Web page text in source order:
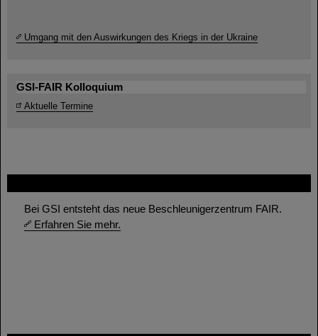
Bei GSI entsteht das neue Beschleunigerzentrum FAIR.
Erfahren Sie mehr.
Umgang mit den Auswirkungen des Kriegs in der Ukraine
GSI-FAIR Kolloquium
Aktuelle Termine